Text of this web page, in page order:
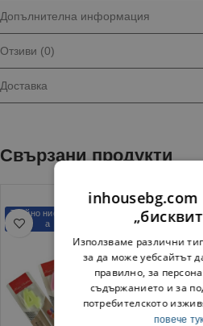
Допълнителна информация
Отзиви (0)
Доставка
Свързани продукти
Трайно ниска цен
а
inhousebg.com
Използваме различни
за да може уебсайтът
правилно, за
съдържанието и за
потребителското
повече